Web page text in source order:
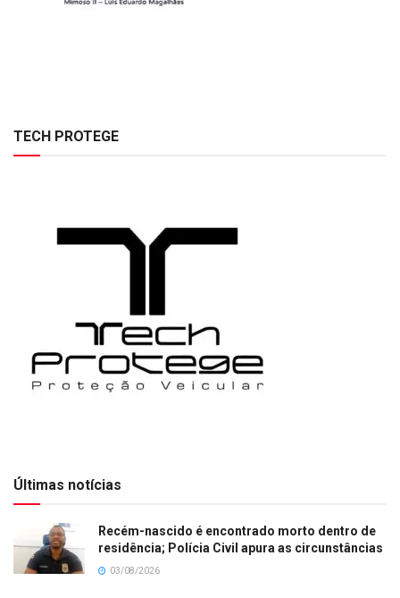
TECH PROTEGE
Últimas notícias
Recém-nascido é encontrado morto dentro de
residência; Polícia Civil apura as circunstâncias
03/08/2026